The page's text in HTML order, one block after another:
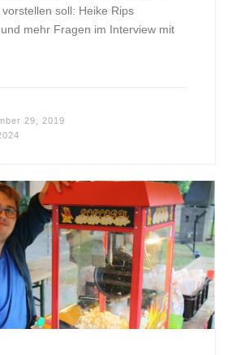
soll: Heike Rips
mehr Fragen im Interview mit
29, 2019